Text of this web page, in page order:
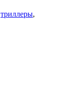
триллеры,